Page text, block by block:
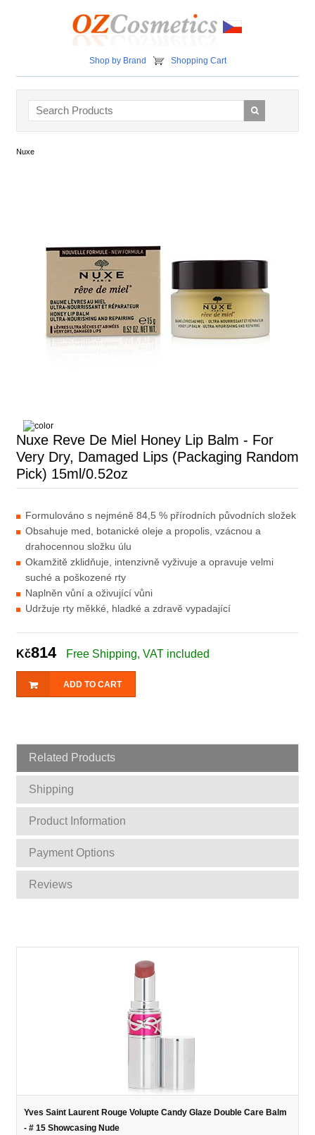
Shop by Brand Shopping Cart
Nuxe
Nuxe Reve De Miel Honey Lip Balm - For
Very Dry, Damaged Lips (Packaging Random
Pick) 15ml/0.52oz
Formulováno s nejméně 84,5 % přírodních původních složek
Obsahuje med, botanické oleje a propolis, vzácnou a
drahocennou složku úlu
Okamžitě zklidňuje, intenzivně vyživuje a opravuje velmi
suché a poškozené rty
Naplněn vůní a oživující vůni
Udržuje rty měkké, hladké a zdravě vypadající
Kč814 Free Shipping, VAT included
ADD TO CART
Related Products
Shipping
Product Information
Payment Options
Reviews
Yves Saint Laurent Rouge Volupte Candy Glaze Double Care Balm
- # 15 Showcasing Nude